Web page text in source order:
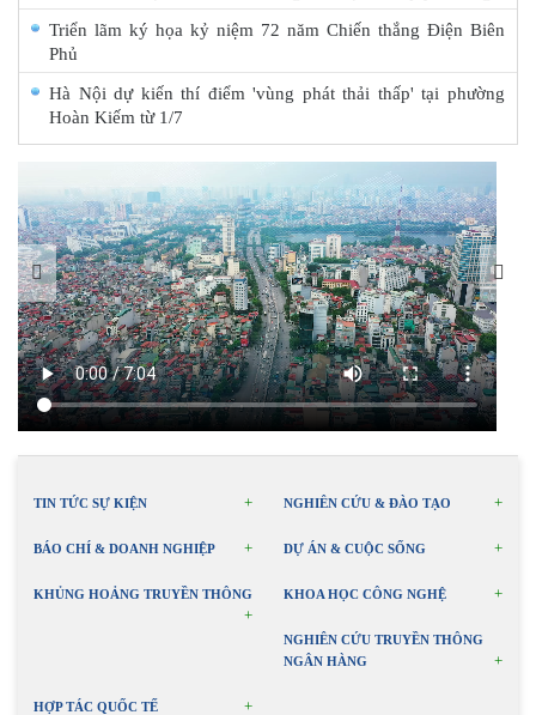
Triển lãm ký họa kỷ niệm 72 năm Chiến thắng Điện Biên
Phủ
Hà Nội dự kiến thí điểm 'vùng phát thải thấp' tại phường
Hoàn Kiếm từ 1/7
TIN TỨC SỰ KIỆN NGHIÊN CỨU & ĐÀO TẠO
BÁO CHÍ & DOANH NGHIỆP DỰ ÁN & CUỘC SỐNG
KHỦNG HOẢNG TRUYỀN THÔNG KHOA HỌC CÔNG NGHỆ
NGHIÊN CỨU TRUYỀN THÔNG
NGÂN HÀNG
HỢP TÁC QUỐC TẾ